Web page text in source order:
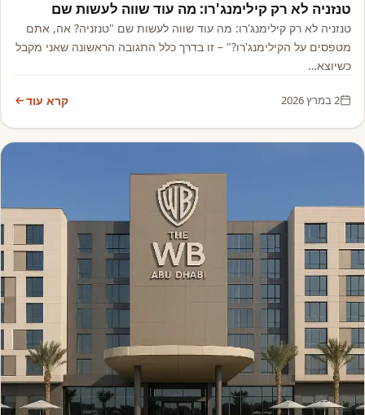
טנזניה לא רק קילימנג'רו: מה עוד שווה לעשות שם
טנזניה לא רק קילימנג'רו: מה עוד שווה לעשות שם "טנזניה? אה, אתם
מטפסים על הקילימנג'רו?" – זו בדרך כלל התגובה הראשונה שאני מקבל
כשיוצא…
2 במרץ 2026 קרא עוד